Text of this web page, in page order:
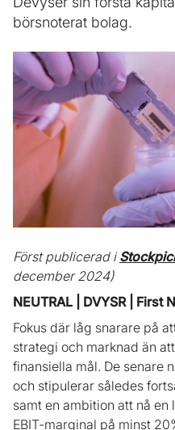
börsnoterat bolag.
Först publicerad i
december 2024)
NEUTRAL | DVYSR | First
Fokus där låg snarare på
strategi och marknad än
finansiella mål. De senare
och stipulerar således
samt en ambition att nå
EBIT-marginal på minst